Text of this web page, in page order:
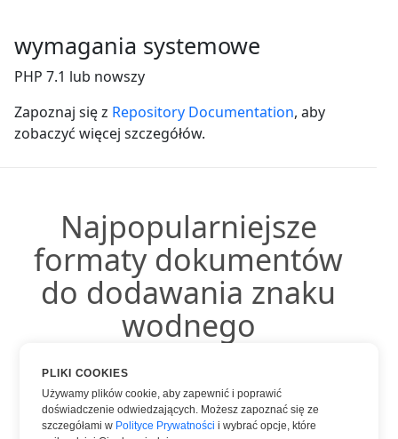
wymagania systemowe
PHP 7.1 lub nowszy
Zapoznaj się z Repository Documentation, aby
zobaczyć więcej szczegółów.
Najpopularniejsze
formaty dokumentów
do dodawania znaku
wodnego
Znak wodny DOC
PLIKI COOKIES
Używamy plików cookie, aby zapewnić i poprawić
doświadczenie odwiedzających. Możesz zapoznać się ze
szczegółami w Polityce Prywatności i wybrać opcje, które